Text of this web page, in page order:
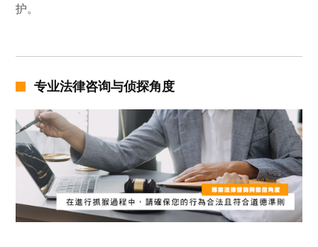
护。
专业法律咨询与侦探角度